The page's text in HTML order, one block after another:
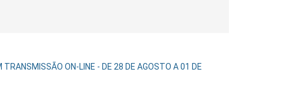
ON-LINE - DE 28 DE AGOSTO A 01 DE